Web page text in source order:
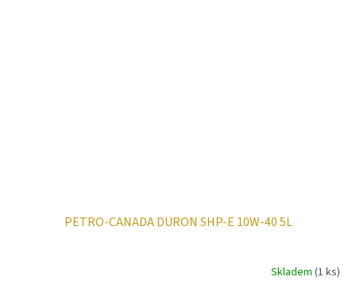
PETRO-CANADA DURON SHP-E 10W-40 5L
Skladem (1 ks)